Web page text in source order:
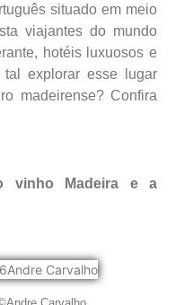
situado em meio
viajantes do mundo
hotéis luxuosos e
tal explorar esse lugar
madeirense? Confira
vinho Madeira e a